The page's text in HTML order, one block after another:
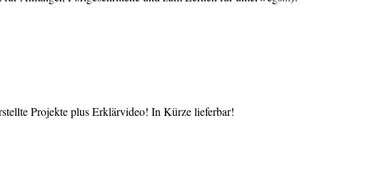
Projekte plus Erklärvideo! In Kürze lieferbar!